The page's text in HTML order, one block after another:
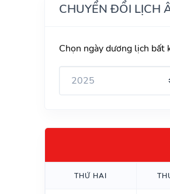
CHUYỂN ĐỔI LỊCH
Chọn ngày dương lịch bất
THỨ HAI